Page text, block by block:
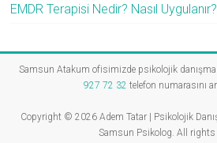
EMDR Terapisi Nedir? Nasıl Uygulanır?
Samsun Atakum ofisimizde psikolojik
927 72 32 telefon numarasını
Copyright © 2026Adem Tatar | Psikolojik
Samsun Psikolog . All rights